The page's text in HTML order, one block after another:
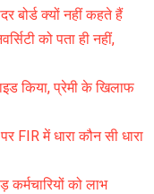
बोर्ड क्यों नहीं कहते हैं
को पता ही नहीं,
किया, प्रेमी के खिलाफ
FIR में धारा कौन सी धारा
कर्मचारियों को लाभ